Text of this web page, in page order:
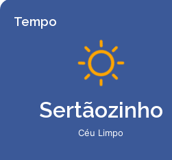
Tempo
Sertãozinho
Céu Limpo